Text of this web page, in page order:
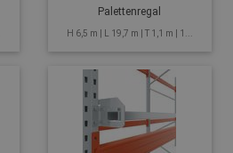
Palettenregal
H 6,5 m | L 19,7 m | T 1,1 m | 1...